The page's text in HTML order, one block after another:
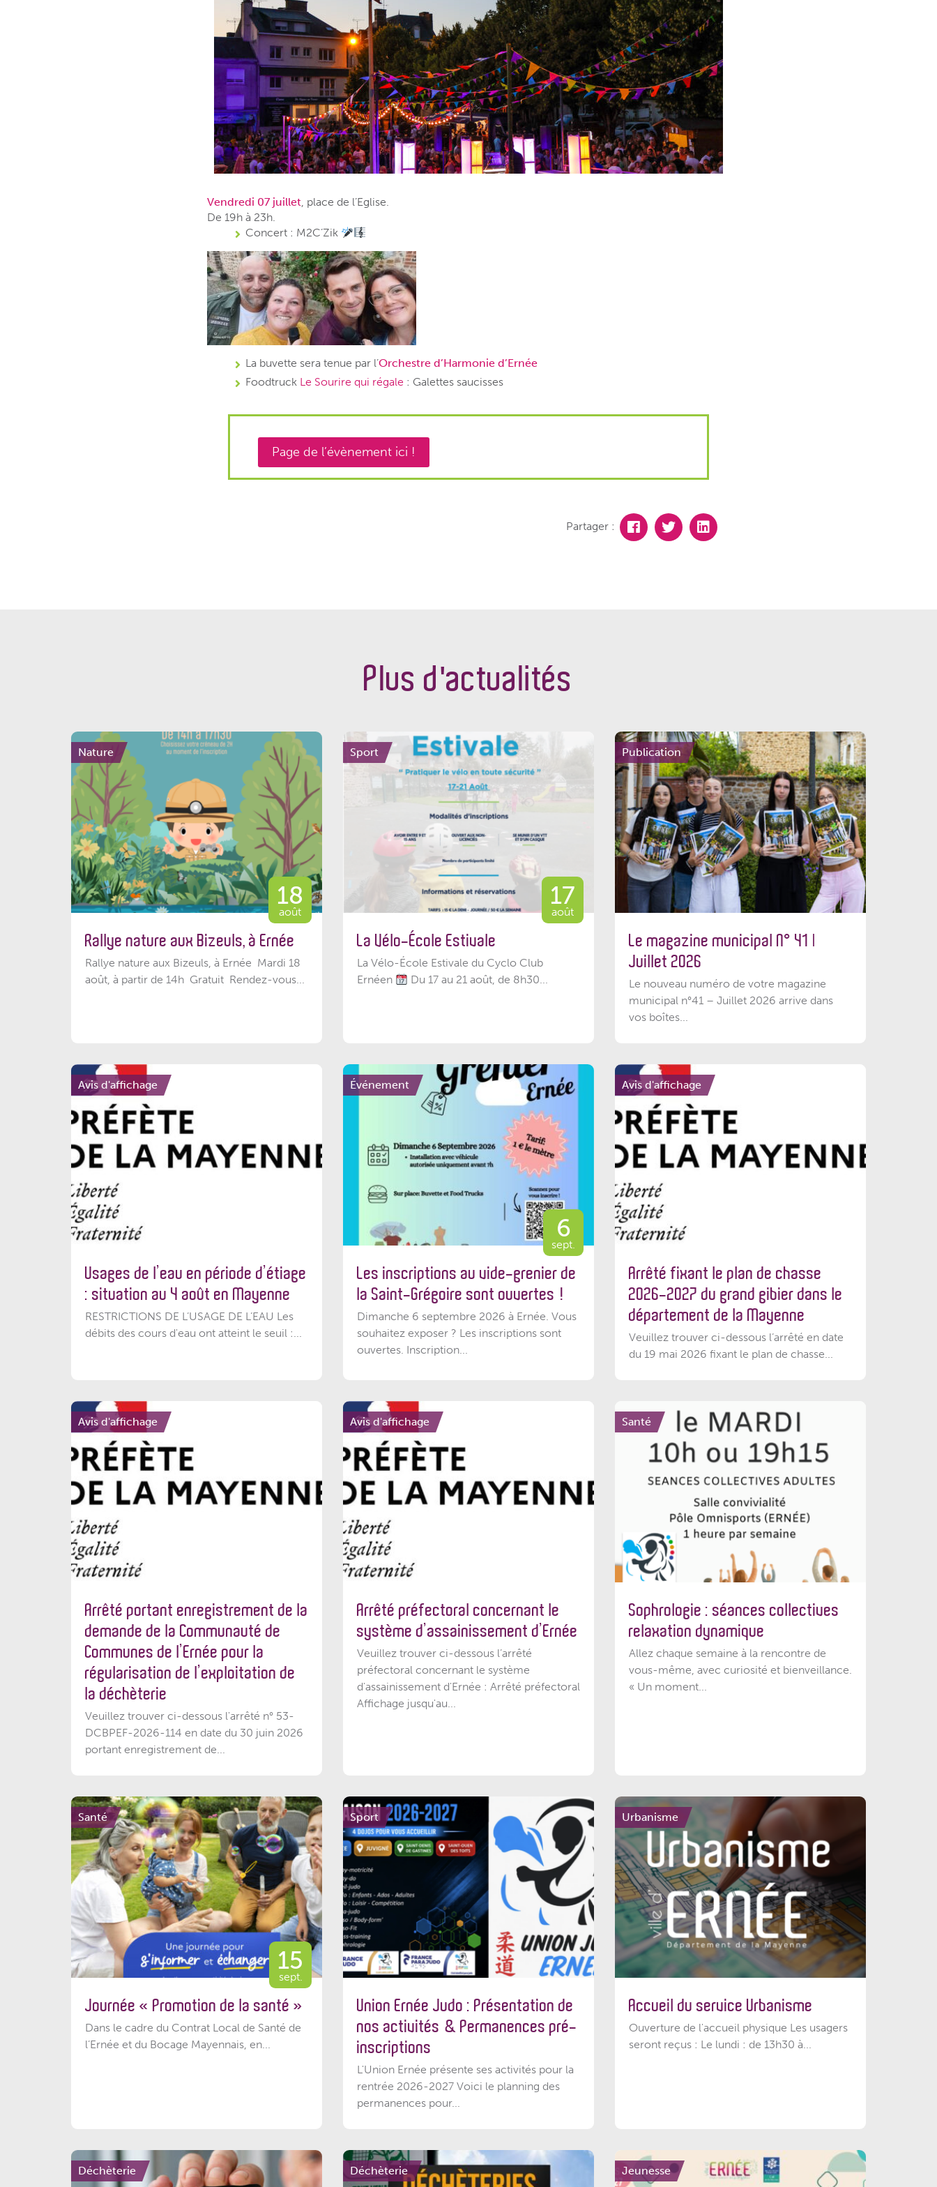
Vendredi 07 juillet, place de l’Eglise.
De 19h à 23h.
Concert : M2C’Zik
La buvette sera tenue par l’Orchestre d’Harmonie d’Ernée
Foodtruck Le Sourire qui régale : Galettes saucisses
Page de l’évènement ici !
Partager :
Plus d'actualités
Nature
18
août
Rallye nature aux Bizeuls, à Ernée
Rallye nature aux Bizeuls, à Ernée Mardi 18
août, à partir de 14h Gratuit Rendez-vous...
Sport
17
août
La Vélo-École Estivale
La Vélo-École Estivale du Cyclo Club
Ernéen
Du 17 au 21 août, de 8h30...
Publication
Le magazine municipal N° 41 |
Juillet 2026
Le nouveau numéro de votre magazine
municipal n°41 – Juillet 2026 arrive dans
vos boîtes...
Avis d'affichage
Usages de l’eau en période d’étiage
: situation au 4 août en Mayenne
RESTRICTIONS DE L’USAGE DE L’EAU Les
débits des cours d'eau ont atteint le seuil :...
Événement
6
sept.
Les inscriptions au vide-grenier de
la Saint-Grégoire sont ouvertes !
Dimanche 6 septembre 2026 à Ernée. Vous
souhaitez exposer ? Les inscriptions sont
ouvertes. Inscription...
Avis d'affichage
Arrêté fixant le plan de chasse
2026-2027 du grand gibier dans le
département de la Mayenne
Veuillez trouver ci-dessous l’arrêté en date
du 19 mai 2026 fixant le plan de chasse...
Avis d'affichage
Arrêté portant enregistrement de la
demande de la Communauté de
Communes de l’Ernée pour la
régularisation de l’exploitation de
la déchèterie
Veuillez trouver ci-dessous l'arrêté n° 53-
DCBPEF-2026-114 en date du 30 juin 2026
portant enregistrement de...
Avis d'affichage
Arrêté préfectoral concernant le
système d’assainissement d’Ernée
Veuillez trouver ci-dessous l’arrêté
préfectoral concernant le système
d'assainissement d'Ernée : Arrêté préfectoral
Affichage jusqu'au...
Santé
Sophrologie : séances collectives
relaxation dynamique
Allez chaque semaine à la rencontre de
vous-même, avec curiosité et bienveillance.
« Un moment...
Santé
15
sept.
Journée « Promotion de la santé »
Dans le cadre du Contrat Local de Santé de
l’Ernée et du Bocage Mayennais, en...
Sport
Union Ernée Judo : Présentation de
nos activités & Permanences pré-
inscriptions
L'Union Ernée présente ses activités pour la
rentrée 2026-2027 Voici le planning des
permanences pour...
Urbanisme
Accueil du service Urbanisme
Ouverture de l'accueil physique Les usagers
seront reçus : Le lundi : de 13h30 à...
Déchèterie Déchèterie Jeunesse